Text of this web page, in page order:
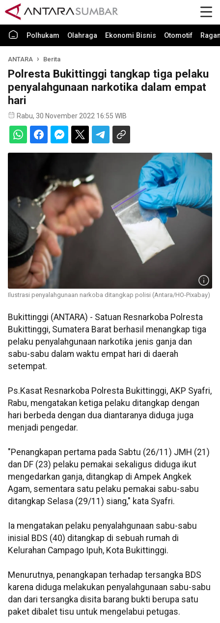
Polhukam Olahraga Ekonomi Bisnis Otomotif
ANTARA Berita
Polresta Bukittinggi tangkap tiga pelaku
penyalahgunaan narkotika dalam empat
hari
Rabu, 30 November 2022 16:55 WIB
Ilustrasi penyalahgunaan narkoba ditangkap polisi (Antara/HO-Pixabay)
​​​​​​​Bukittinggi (ANTARA) - Satuan Resnarkoba Polresta
Bukittinggi, Sumatera Barat berhasil menangkap tiga
pelaku penyalahgunaan narkotika jenis ganja dan
sabu-sabu dalam waktu empat hari di daerah
setempat.
Ps.Kasat Resnarkoba Polresta Bukittinggi, AKP Syafri,
Rabu, mengatakan ketiga pelaku ditangkap dengan
hari berbeda dengan dua diantaranya diduga juga
menjadi pengedar.
"Penangkapan pertama pada Sabtu (26/11) JMH (21)
dan DF (23) pelaku pemakai sekaligus diduga ikut
mengedarkan ganja, ditangkap di Ampek Angkek
Agam, sementara satu pelaku pemakai sabu-sabu
ditangkap Selasa (29/11) siang," kata Syafri.
Ia mengatakan pelaku penyalahgunaan sabu-sabu
inisial BDS (40) ditangkap di sebuah rumah di
Kelurahan Campago Ipuh, Kota Bukittinggi.
Menurutnya, penangkapan terhadap tersangka BDS
karena diduga melakukan penyalahgunaan sabu-sabu
dan dari tersangka disita barang bukti berupa satu
paket dibalet tisu untuk mengelabui petugas.